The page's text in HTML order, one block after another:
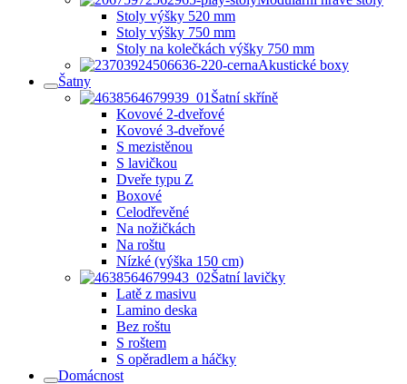
Stoly výšky 520 mm
Stoly výšky 750 mm
Stoly na kolečkách výšky 750 mm
Akustické boxy
Šatny
Šatní skříně
Kovové 2-dveřové
Kovové 3-dveřové
S mezistěnou
S lavičkou
Dveře typu Z
Boxové
Celodřevěné
Na nožičkách
Na roštu
Nízké (výška 150 cm)
Šatní lavičky
Latě z masivu
Lamino deska
Bez roštu
S roštem
S opěradlem a háčky
Domácnost